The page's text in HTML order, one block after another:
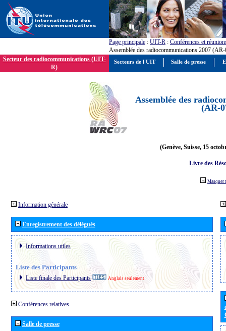
Page principale : UIT-R : Conférences et
Assemblée des radiocommunications 2007
Secteur des radiocommunications (UIT-
R)
Assemblée des
(AR-
(Genève, Suisse, 15
Livre des
Masquer
Information générale
Enregistrement des délégués
Informations utiles
Liste des Participants
Liste finale des Participants Anglais seulement
Conférences relatives
Salle de presse
Secteurs de l'UIT Salle de presse